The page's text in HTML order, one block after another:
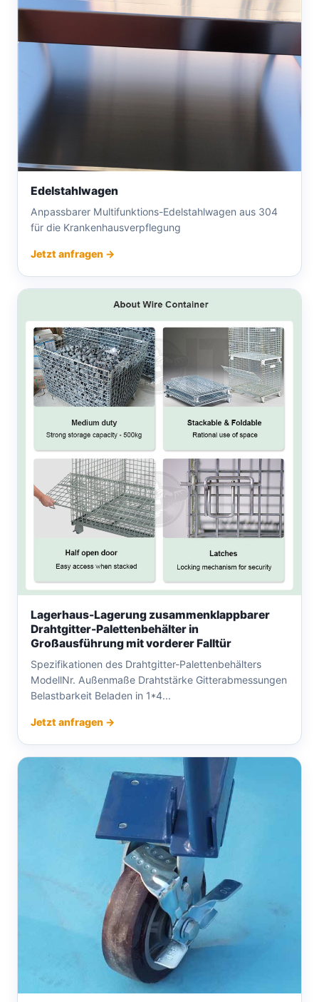
Edelstahlwagen
Anpassbarer Multifunktions-Edelstahlwagen aus 304
für die Krankenhausverpflegung
Jetzt anfragen →
Lagerhaus-Lagerung zusammenklappbarer
Drahtgitter-Palettenbehälter in
Großausführung mit vorderer Falltür
Spezifikationen des Drahtgitter-Palettenbehälters
ModellNr. Außenmaße Drahtstärke Gitterabmessungen
Belastbarkeit Beladen in 1*4...
Jetzt anfragen →